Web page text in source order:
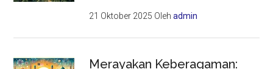
21 Oktober 2025 Olehadmin
Merayakan Keberagaman: